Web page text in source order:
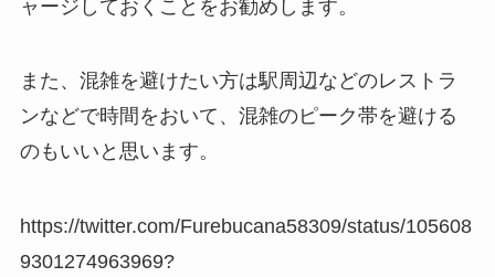
ャージしておくことをお勧めします。
また、混雑を避けたい方は駅周辺などのレストラ
ンなどで時間をおいて、混雑のピーク帯を避ける
のもいいと思います。
https://twitter.com/Furebucana58309/status/105608
9301274963969?